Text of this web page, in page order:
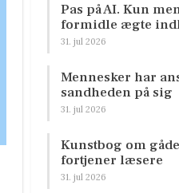
Pas på AI. Kun
formidle ægte
31. jul 2026
Mennesker har
sandheden på sig
31. jul 2026
Kunstbog om
fortjener læsere
31. jul 2026